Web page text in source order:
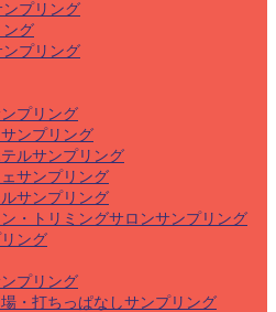
プリング
ング
プリング
プリング
サンプリング
ルサンプリング
ェサンプリング
サンプリング
・トリミングサロンサンプリング
ング
プリング
・打ちっぱなしサンプリング